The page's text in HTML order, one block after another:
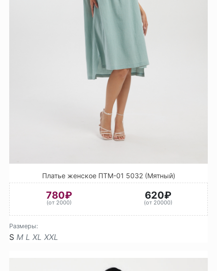
Платье женское ПТМ-01 5032 (Мятный)
780₽
(от 2000)
620₽
(от 20000)
Размеры:
S M L XL XXL